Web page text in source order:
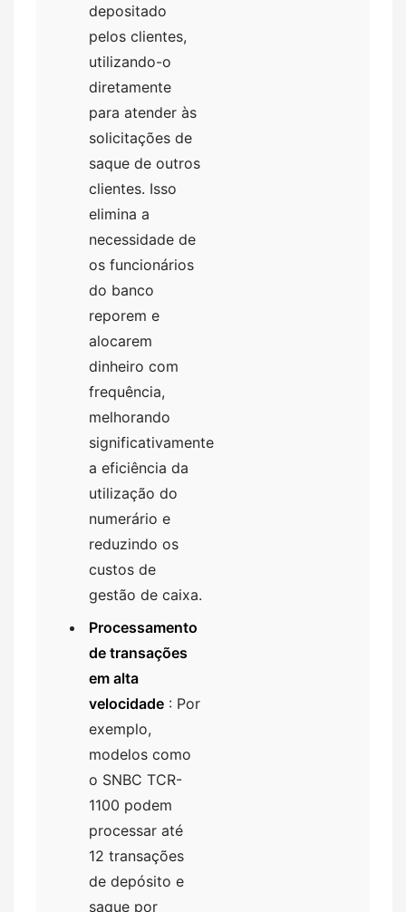
depositado
pelos clientes,
utilizando-o
diretamente
para atender às
solicitações de
saque de outros
clientes. Isso
elimina a
necessidade de
os funcionários
do banco
reporem e
alocarem
dinheiro com
frequência,
melhorando
significativamente
a eficiência da
utilização do
numerário e
reduzindo os
custos de
gestão de caixa.
Processamento
de transações
em alta
velocidade : Por
exemplo,
modelos como
o SNBC TCR-
1100 podem
processar até
12 transações
de depósito e
saque por